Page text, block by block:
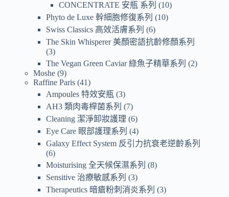
CONCENTRATE 安瓶 系列
10
Phyto de Luxe 幹細胞修復系列
10
Swiss Classics 高效活膚系列
6
The Skin Whisperer 美顏密語抗齡修顏系列
3
The Vegan Green Caviar 綠魚子精華系列
2
Moshe 9
Raffine Paris 41
Ampoules 特效安瓶 3
AH3 類肉毒桿菌系列
7
Cleaning 潔淨卸妝護理 6
Eye Care 眼部護理系列
4
Galaxy Effect System 反引力抗衰老逆齡系列
6
Moisturising 全天候保濕系列
8
Sensitive 治療敏感系列
3
Therapeutics 暗瘡粉刺消炎系列
3